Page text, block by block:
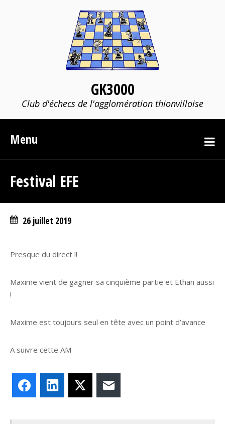
GK3000
Club d'échecs de l'agglomération thionvilloise
Menu
Festival EFE
26 juillet 2019
Presque du direct !!
Maxime vient de gagner sa cinquième partie et Ethan aussi
!
Maxime est toujours seul en tête avec un point d’avance
A suivre cette AM
FacebookLinkedIn